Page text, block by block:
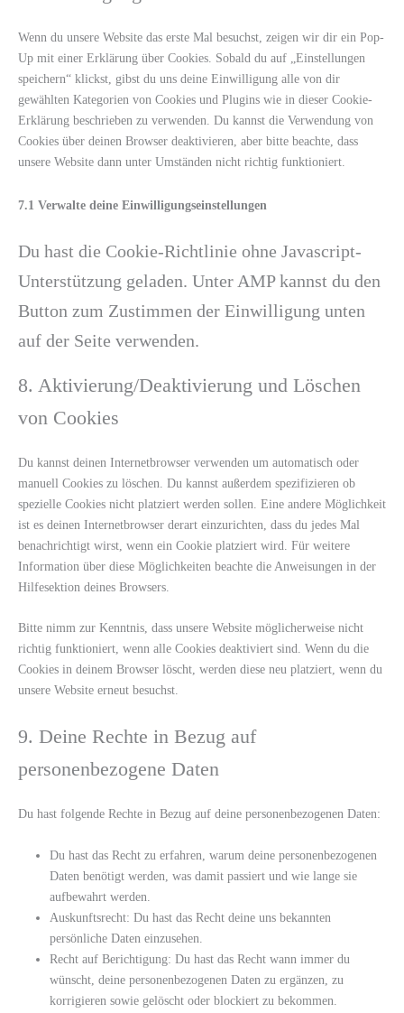
Wenn du unsere Website das erste Mal besuchst, zeigen wir dir ein Pop-
Up mit einer Erklärung über Cookies. Sobald du auf „Einstellungen
speichern“ klickst, gibst du uns deine Einwilligung alle von dir
gewählten Kategorien von Cookies und Plugins wie in dieser Cookie-
Erklärung beschrieben zu verwenden. Du kannst die Verwendung von
Cookies über deinen Browser deaktivieren, aber bitte beachte, dass
unsere Website dann unter Umständen nicht richtig funktioniert.
7.1 Verwalte deine Einwilligungseinstellungen
Du hast die Cookie-Richtlinie ohne Javascript-
Unterstützung geladen. Unter AMP kannst du den
Button zum Zustimmen der Einwilligung unten
auf der Seite verwenden.
8. Aktivierung/Deaktivierung und Löschen
von Cookies
Du kannst deinen Internetbrowser verwenden um automatisch oder
manuell Cookies zu löschen. Du kannst außerdem spezifizieren ob
spezielle Cookies nicht platziert werden sollen. Eine andere Möglichkeit
ist es deinen Internetbrowser derart einzurichten, dass du jedes Mal
benachrichtigt wirst, wenn ein Cookie platziert wird. Für weitere
Information über diese Möglichkeiten beachte die Anweisungen in der
Hilfesektion deines Browsers.
Bitte nimm zur Kenntnis, dass unsere Website möglicherweise nicht
richtig funktioniert, wenn alle Cookies deaktiviert sind. Wenn du die
Cookies in deinem Browser löscht, werden diese neu platziert, wenn du
unsere Website erneut besuchst.
9. Deine Rechte in Bezug auf
personenbezogene Daten
Du hast folgende Rechte in Bezug auf deine personenbezogenen Daten:
Du hast das Recht zu erfahren, warum deine personenbezogenen
Daten benötigt werden, was damit passiert und wie lange sie
aufbewahrt werden.
Auskunftsrecht: Du hast das Recht deine uns bekannten
persönliche Daten einzusehen.
Recht auf Berichtigung: Du hast das Recht wann immer du
wünscht, deine personenbezogenen Daten zu ergänzen, zu
korrigieren sowie gelöscht oder blockiert zu bekommen.